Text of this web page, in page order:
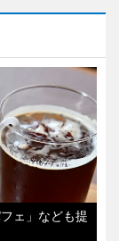
ェ」なども提